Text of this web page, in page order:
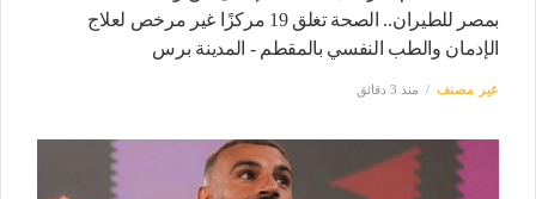
بمصر للطيران.. الصحة تغلق 19 مركزًا غير مرخص لعلاج
الإدمان والطب النفسي بالمقطم - المدينة برس
غير مصنف منذ 3 دقائق